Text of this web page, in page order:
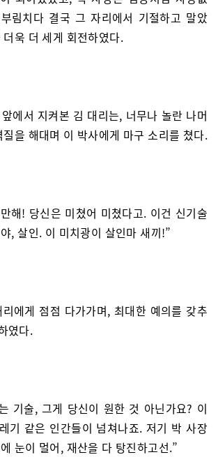
림치다 결국 그 자리에서 기절하고 말았
욱 더 세게 회전하였다.
에서 지켜본 김 대리는, 너무나 놀란 나머
을 해대며 이 박사에게 마구 소리를 쳤다.
해! 당신은 미쳤어 미쳤다고. 이건 신기술
, 살인. 이 미치광이 살인마 새끼!”
에게 점점 다가가며, 최대한 예의를 갖추
였다.
기술, 그게 당신이 원한 것 아닌가요? 이
기 같은 인간들이 넘쳐나죠. 저기 박 사장
눈이 멀어, 재산을 다 탕진하고선.”